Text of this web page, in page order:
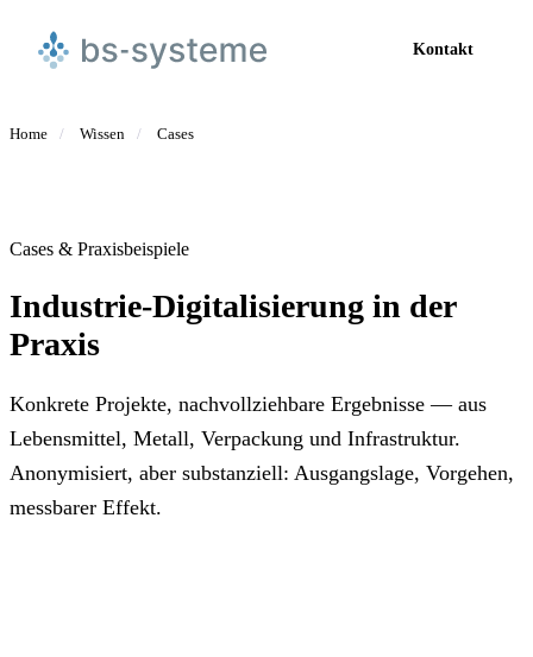
Kontakt
Home / Wissen / Cases
Cases & Praxisbeispiele
Industrie-Digitalisierung in der
Praxis
Konkrete Projekte, nachvollziehbare Ergebnisse — aus
Lebensmittel, Metall, Verpackung und Infrastruktur.
Anonymisiert, aber substanziell: Ausgangslage, Vorgehen,
messbarer Effekt.